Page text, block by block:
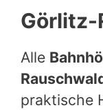
Görlitz-
Alle
praktische